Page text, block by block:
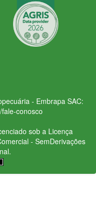
- Embrapa SAC:
conosco
sob a Licença
- SemDerivações